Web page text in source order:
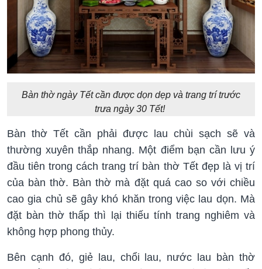
Bàn thờ ngày Tết cần được dọn dẹp và trang trí trước
trưa ngày 30 Tết!
Bàn thờ Tết cần phải được lau chùi sạch sẽ và
thường xuyên thắp nhang. Một điểm bạn cần lưu ý
đầu tiên trong cách trang trí bàn thờ Tết đẹp là vị trí
của bàn thờ. Bàn thờ mà đặt quá cao so với chiều
cao gia chủ sẽ gây khó khăn trong việc lau dọn. Mà
đặt bàn thờ thấp thì lại thiếu tính trang nghiêm và
không hợp phong thủy.
Bên cạnh đó, giẻ lau, chổi lau, nước lau bàn thờ